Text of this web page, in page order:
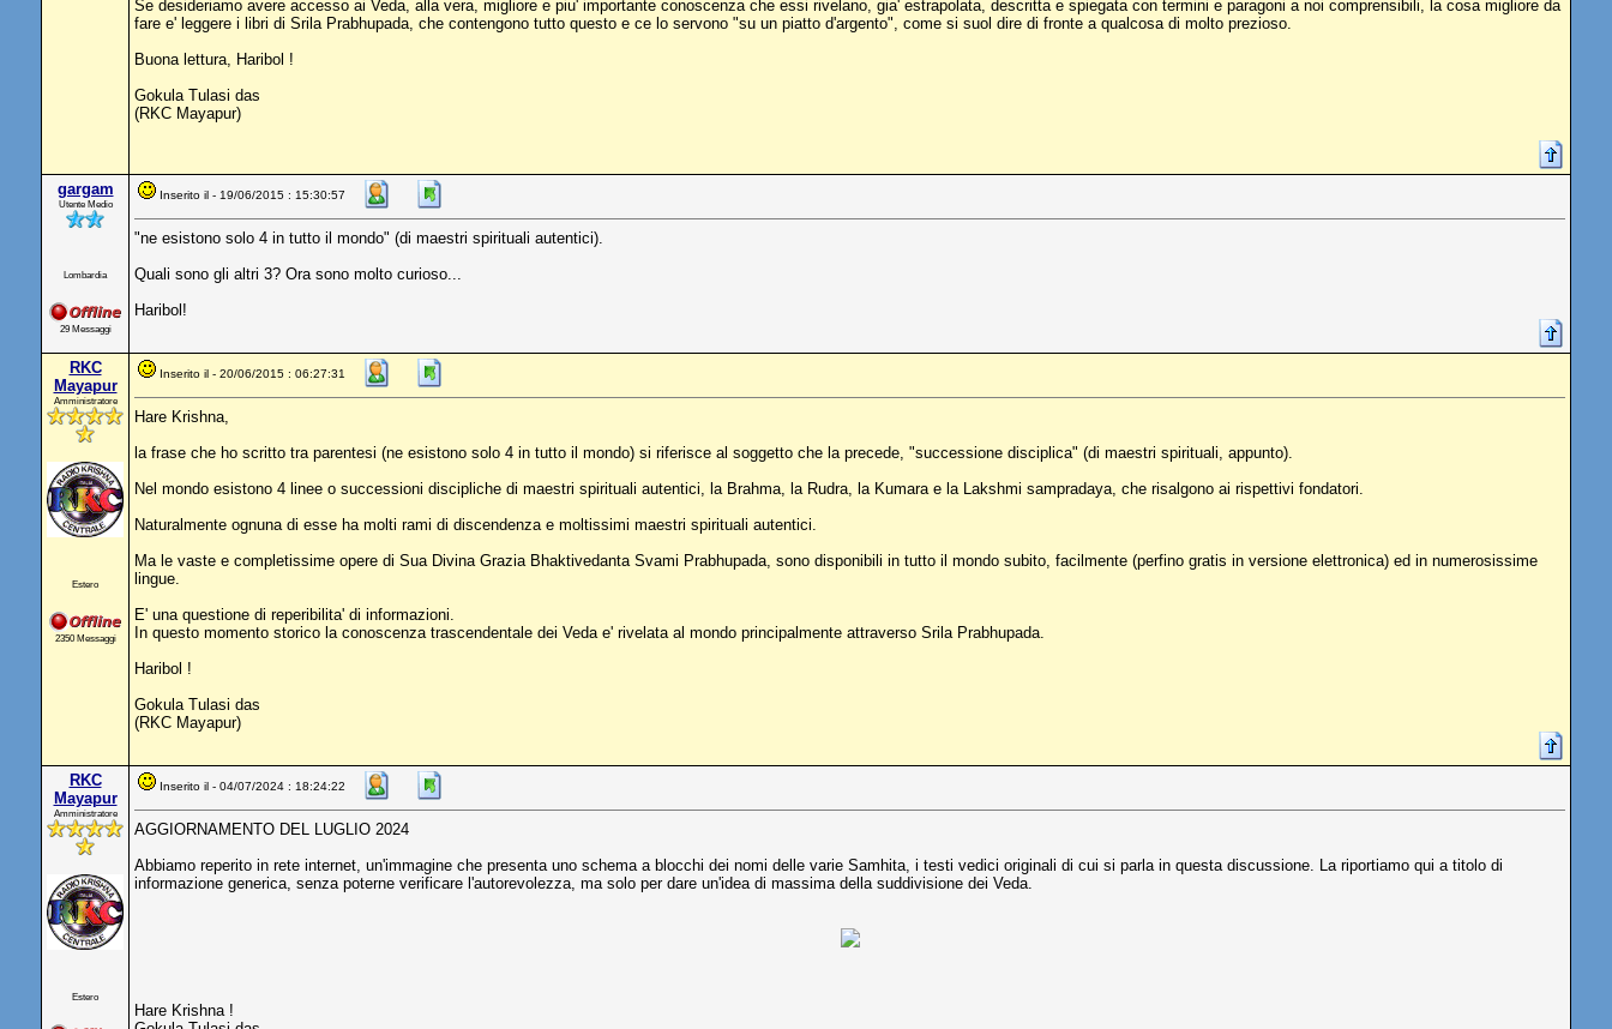
Se desideriamo avere accesso ai Veda, alla vera, migliore e piu' importante conoscenza che essi rivelano, gia' estrapolata, descritta e spiegata con termini e paragoni a noi comprensibili, la cosa migliore da
fare e' leggere i libri di Srila Prabhupada, che contengono tutto questo e ce lo servono "su un piatto d'argento", come si suol dire di fronte a qualcosa di molto prezioso.
Buona lettura, Haribol !
Gokula Tulasi das
(RKC Mayapur)
gargam
Utente Medio
Lombardia
29 Messaggi
Inserito il - 19/06/2015 : 15:30:57
"ne esistono solo 4 in tutto il mondo" (di maestri spirituali autentici).
Quali sono gli altri 3? Ora sono molto curioso...
Haribol!
RKC
Mayapur
Amministratore
Estero
2350 Messaggi
Inserito il - 20/06/2015 : 06:27:31
Hare Krishna,
la frase che ho scritto tra parentesi (ne esistono solo 4 in tutto il mondo) si riferisce al soggetto che la precede, "successione disciplica" (di maestri spirituali, appunto).
Nel mondo esistono 4 linee o successioni discipliche di maestri spirituali autentici, la Brahma, la Rudra, la Kumara e la Lakshmi sampradaya, che risalgono ai rispettivi fondatori.
Naturalmente ognuna di esse ha molti rami di discendenza e moltissimi maestri spirituali autentici.
Ma le vaste e completissime opere di Sua Divina Grazia Bhaktivedanta Svami Prabhupada, sono disponibili in tutto il mondo subito, facilmente (perfino gratis in versione elettronica) ed in numerosissime
lingue.
E' una questione di reperibilita' di informazioni.
In questo momento storico la conoscenza trascendentale dei Veda e' rivelata al mondo principalmente attraverso Srila Prabhupada.
Haribol !
Gokula Tulasi das
(RKC Mayapur)
RKC
Mayapur
Amministratore
Estero
Inserito il - 04/07/2024 : 18:24:22
AGGIORNAMENTO DEL LUGLIO 2024
Abbiamo reperito in rete internet, un'immagine che presenta uno schema a blocchi dei nomi delle varie Samhita, i testi vedici originali di cui si parla in questa discussione. La riportiamo qui a titolo di
informazione generica, senza poterne verificare l'autorevolezza, ma solo per dare un'idea di massima della suddivisione dei Veda.
Hare Krishna !